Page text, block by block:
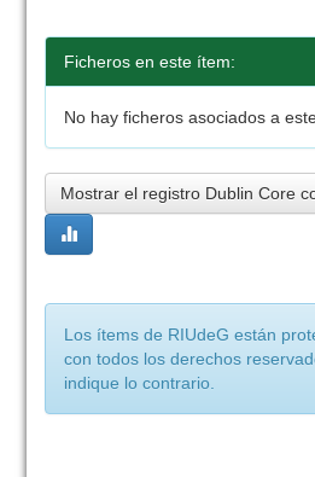
Ficheros en este ítem:
No hay ficheros asociados a
Mostrar el registro Dublin Core
Los ítems de RIUdeG están
con todos los derechos
indique lo contrario.